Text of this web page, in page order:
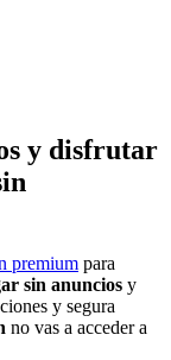
y disfrutar
premium para
sin anuncios y
y segura
no vas a acceder a